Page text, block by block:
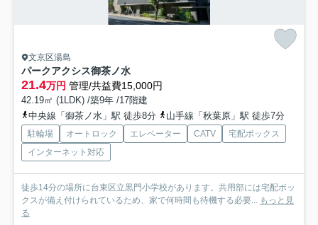
文京区湯島
パークアクシス御茶ノ水
21.4万円 管理/共益費15,000円
42.19㎡ (1LDK) /築9年 /17階建
中央線「御茶ノ水」駅 徒歩8分
山手線「秋葉原」駅 徒歩7分
駐輪場 オートロック エレベーター CATV
宅配ボックス
インターネット対応
徒歩14分の場所に台東区立黒門小学校があります。共用部には宅配ボッ
クスが備え付けられているため、家で何時間も待機する必要...
もっと見
る